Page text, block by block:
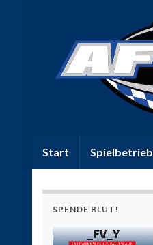
Start Spielbetrieb
SPENDE BLUT!